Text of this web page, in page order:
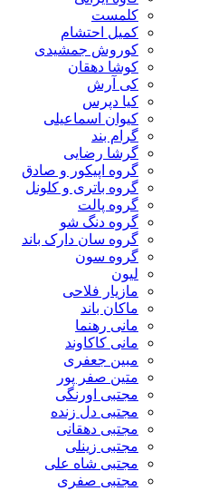
کلمست
کمیل احتشام
کوروش جمشیدی
کوشا دهقان
کی آرش
کیا دپرس
کیوان اسماعیلی
گرام بند
گرشا رضایی
گروه اپیکور و صادق
گروه باتری و کلونل
گروه پالت
گروه دنگ شو
گروه سان دارک باند
گروه سون
لیون
مازیار فلاحی
ماکان باند
مانی رهنما
مانی کاکاوند
مبین جعفری
متین صفر پور
مجتبی اورنگی
مجتبی دل زنده
مجتبی دهقانی
مجتبی زینلی
مجتبی شاه علی
مجتبی صفری